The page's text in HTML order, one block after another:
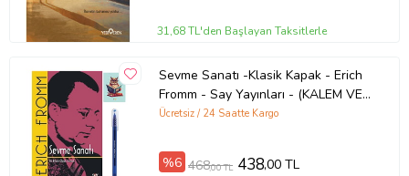
31,68 TL'den Başlayan Taksitlerle
Sevme Sanatı -Klasik Kapak - Erich
Fromm - Say Yayınları - (KALEM VE
NOT DEFTERLİ) (Renksiz)
Ücretsiz / 24 Saatte Kargo
%6 468,00 TL 438,00 TL